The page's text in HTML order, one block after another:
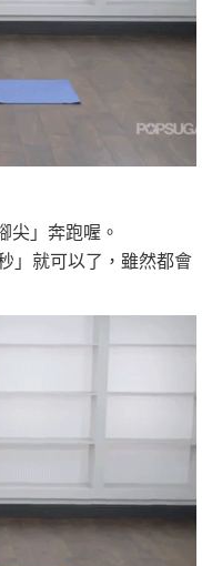
尖」奔跑喔。
」就可以了，雖然都會